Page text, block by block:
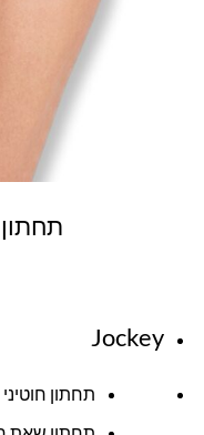
תחתון
Jockey
תחתון חוטיני